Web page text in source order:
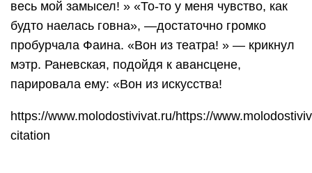
весь мой замысел! » «То-то у меня чувство, как
будто наелась говна», —достаточно громко
пробурчала Фаина. «Вон из театра! » — крикнул
мэтр. Раневская, подойдя к авансцене,
парировала ему: «Вон из искусства!
https://www.molodostivivat.ru/https://
citation